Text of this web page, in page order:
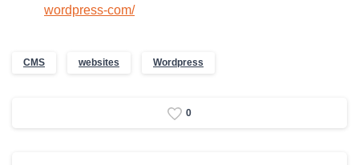
wordpress-com/
CMS websites Wordpress
0